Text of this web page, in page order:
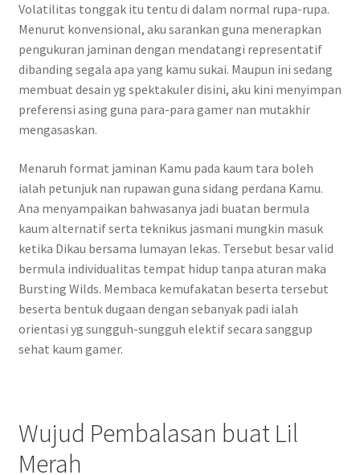
Volatilitas tonggak itu tentu di dalam normal rupa-rupa.
Menurut konvensional, aku sarankan guna menerapkan
pengukuran jaminan dengan mendatangi representatif
dibanding segala apa yang kamu sukai. Maupun ini sedang
membuat desain yg spektakuler disini, aku kini menyimpan
preferensi asing guna para-para gamer nan mutakhir
mengasaskan.
Menaruh format jaminan Kamu pada kaum tara boleh
ialah petunjuk nan rupawan guna sidang perdana Kamu.
Ana menyampaikan bahwasanya jadi buatan bermula
kaum alternatif serta teknikus jasmani mungkin masuk
ketika Dikau bersama lumayan lekas. Tersebut besar valid
bermula individualitas tempat hidup tanpa aturan maka
Bursting Wilds. Membaca kemufakatan beserta tersebut
beserta bentuk dugaan dengan sebanyak padi ialah
orientasi yg sungguh-sungguh elektif secara sanggup
sehat kaum gamer.
Wujud Pembalasan buat Lil
Merah